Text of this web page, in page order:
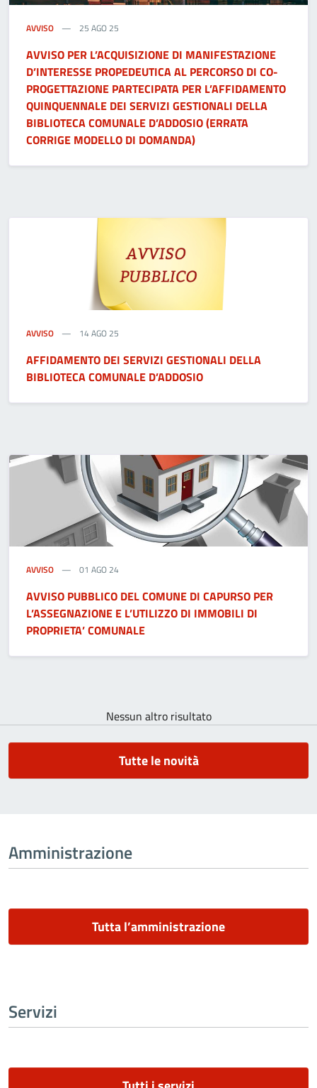
AVVISO 25 AGO 25
AVVISO PER L’ACQUISIZIONE DI MANIFESTAZIONE
D’INTERESSE PROPEDEUTICA AL PERCORSO DI CO-
PROGETTAZIONE PARTECIPATA PER L’AFFIDAMENTO
QUINQUENNALE DEI SERVIZI GESTIONALI DELLA
BIBLIOTECA COMUNALE D’ADDOSIO (ERRATA
CORRIGE MODELLO DI DOMANDA)
AVVISO 14 AGO 25
AFFIDAMENTO DEI SERVIZI GESTIONALI DELLA
BIBLIOTECA COMUNALE D’ADDOSIO
AVVISO 01 AGO 24
AVVISO PUBBLICO DEL COMUNE DI CAPURSO PER
L’ASSEGNAZIONE E L’UTILIZZO DI IMMOBILI DI
PROPRIETA’ COMUNALE
Nessun altro risultato
Tutte le novità
Amministrazione
Tutta l’amministrazione
Servizi